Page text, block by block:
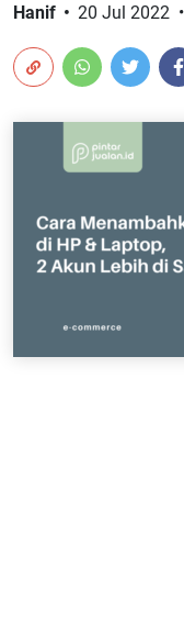
Hanif 20 Jul 2022